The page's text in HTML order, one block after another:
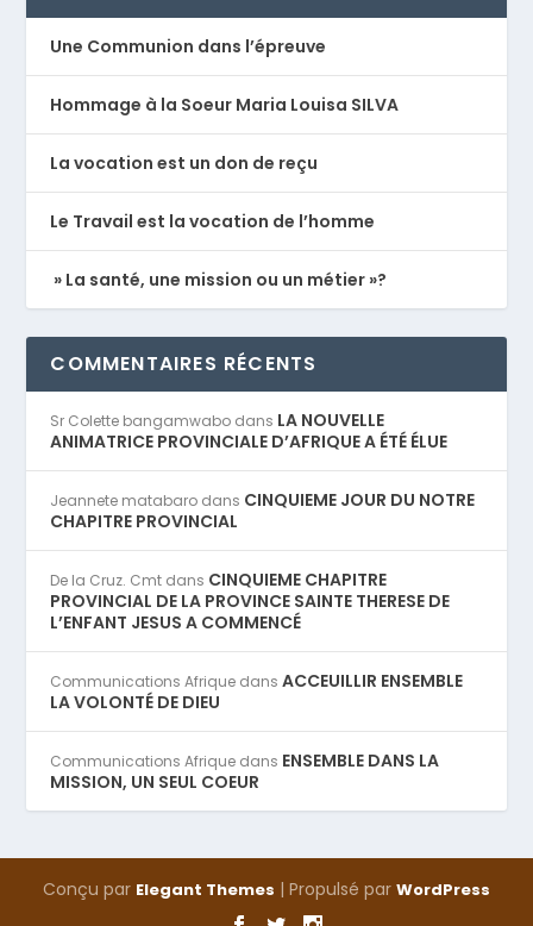
Une Communion dans l’épreuve
Hommage à la Soeur Maria Louisa SILVA
La vocation est un don de reçu
Le Travail est la vocation de l’homme
» La santé, une mission ou un métier »?
COMMENTAIRES RÉCENTS
Sr Colette bangamwabo dans LA NOUVELLE
ANIMATRICE PROVINCIALE D’AFRIQUE A ÉTÉ ÉLUE
Jeannete matabaro dans CINQUIEME JOUR DU NOTRE
CHAPITRE PROVINCIAL
De la Cruz. Cmt dans CINQUIEME CHAPITRE
PROVINCIAL DE LA PROVINCE SAINTE THERESE DE
L’ENFANT JESUS A COMMENCÉ
Communications Afrique dansACCEUILLIR ENSEMBLE
LA VOLONTÉ DE DIEU
Communications Afrique dans ENSEMBLE DANS LA
MISSION, UN SEUL COEUR
Conçu par Elegant Themes | Propulsé par WordPress